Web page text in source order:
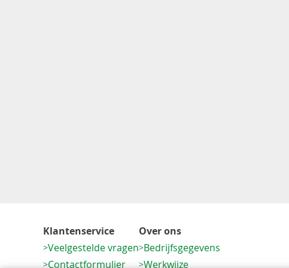
Klantenservice
Veelgestelde vragen
Contactformulier
Over ons
Bedrijfsgegevens
Werkwijze